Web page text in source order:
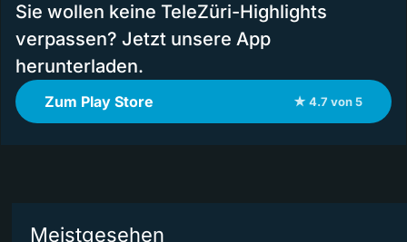
Sie wollen keine TeleZüri-Highlights
verpassen? Jetzt unsere App
herunterladen.
Zum Play Store ★ 4.7 von 5
Meistgesehen